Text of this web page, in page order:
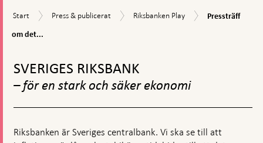
Start
Start
Press
Press & publicerat
Riksbanken
Riksbanken Play
Pressträff
Pressträff
om det...
toppnavigation
SVERIGES RIKSBANK
– för en stark och säker ekonomi
Riksbanken är Sveriges centralbank. Vi ska se till att